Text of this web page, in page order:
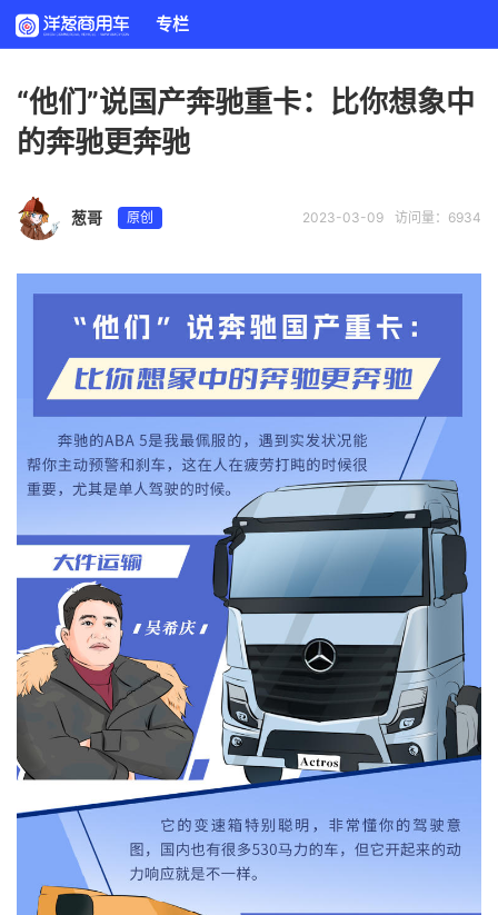
专栏
“他们”说国产奔驰重卡：比你想象中
的奔驰更奔驰
访问量：6934
2023-03-09
葱哥 原创